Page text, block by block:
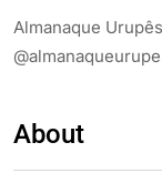
Almanaque Urupês
About